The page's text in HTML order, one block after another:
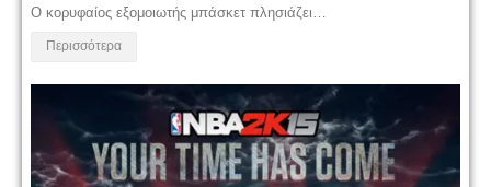
Ο κορυφαίος εξομοιωτής μπάσκετ πλησιάζει…
Περισσότερα